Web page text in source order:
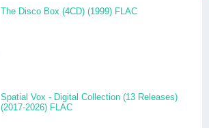
The Disco Box (4CD) (1999) FLAC
Spatial Vox - Digital Collection (13 Releases)
(2017-2026) FLAC